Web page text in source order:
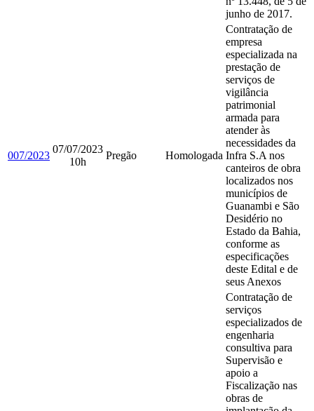
junho de 2017.
007/2023
07/07/2023
10h
Pregão Homologada
Contratação de
empresa
especializada na
prestação de
serviços de
vigilância
patrimonial
armada para
atender às
necessidades da
Infra S.A nos
canteiros de obra
localizados nos
municípios de
Guanambi e São
Desidério no
Estado da Bahia,
conforme as
especificações
deste Edital e de
seus Anexos
Contratação de
serviços
especializados de
engenharia
consultiva para
Supervisão e
apoio a
Fiscalização nas
obras de